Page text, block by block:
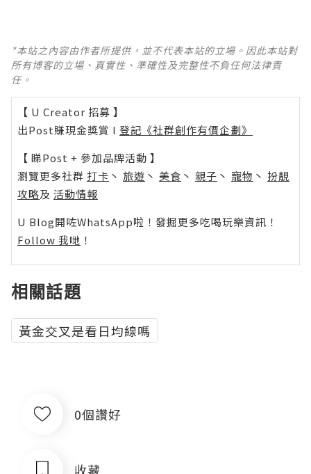
*本站之內容由作者所提供，並不代表本站的立場。因此本站對
所有博客的立場、真實性、準確性及完整性不負任何法律責
任。
【 U Creator 招募 】
出Post賺現金獎賞 l 登記《社群創作有價企劃》
【 睇Post + 參加品牌活動 】
瀏覽更多社群 打卡 丶 旅遊 丶 美食 丶 親子 丶 寵物 丶 扮靚
攻略及 活動情報
U Blog開咗WhatsApp啦！發掘更多吃喝玩樂資訊！
Follow 我哋 ！
相關話題
黃金交叉是看日均線嗎
0個讚好
收藏